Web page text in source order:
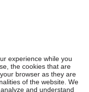
experience while you
the cookies that are
browser as they are
of the website. We
and understand